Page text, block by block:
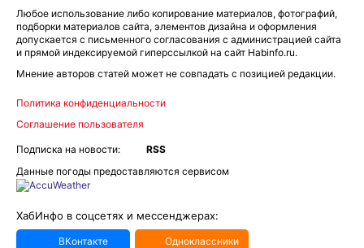
Любое использование либо копирование материалов, фотографий,
подборки материалов сайта, элементов дизайна и оформления
допускается с письменного согласования с администрацией сайта
и прямой индексируемой гиперссылкой на сайт Habinfo.ru.
Мнение авторов статей может не совпадать с позицией редакции.
Политика конфиденциальности
Соглашение пользователя
Подписка на новости:
RSS
Данные погоды предоставляются сервисом
ХабИнфо в соцсетях и мессенджерах:
ВКонтакте Одноклассники